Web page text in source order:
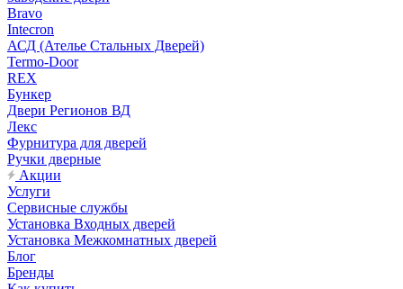
Bravo
Intecron
АСД (Ателье Стальных Дверей)
Termo-Door
REX
Бункер
Двери Регионов ВД
Лекс
Фурнитура для дверей
Ручки дверные
Акции
Услуги
Сервисные службы
Установка Входных дверей
Установка Межкомнатных дверей
Блог
Бренды